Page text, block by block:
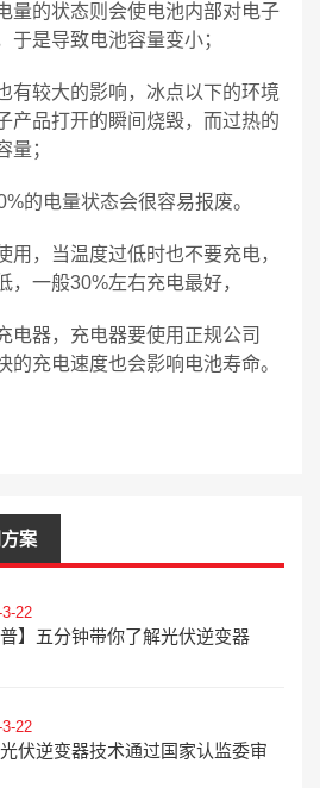
量的状态则会使电池内部对电子
于是导致电池容量变小；
有较大的影响，冰点以下的环境
产品打开的瞬间烧毁，而过热的
量；
的电量状态会很容易报废。
，当温度过低时也不要充电，
，一般30%左右充电最好，
器，充电器要使用正规公司
的充电速度也会影响电池寿命。
案
22
普】五分钟带你了解光伏逆变器
22
伏逆变器技术通过国家认监委审